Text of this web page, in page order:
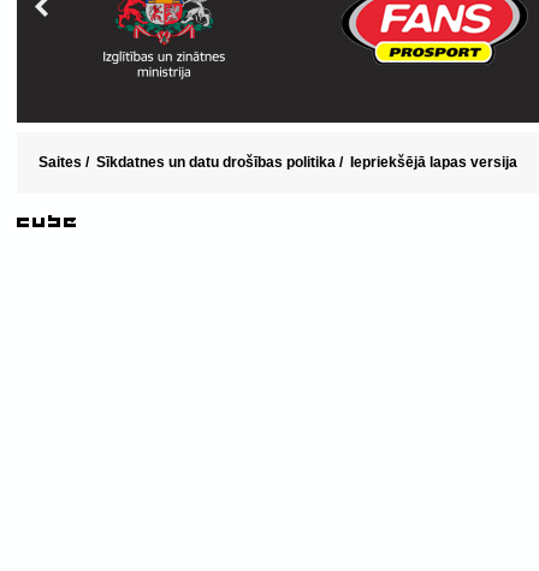
Saites / Sīkdatnes un datu drošības politika / Iepriekšējā lapas versija